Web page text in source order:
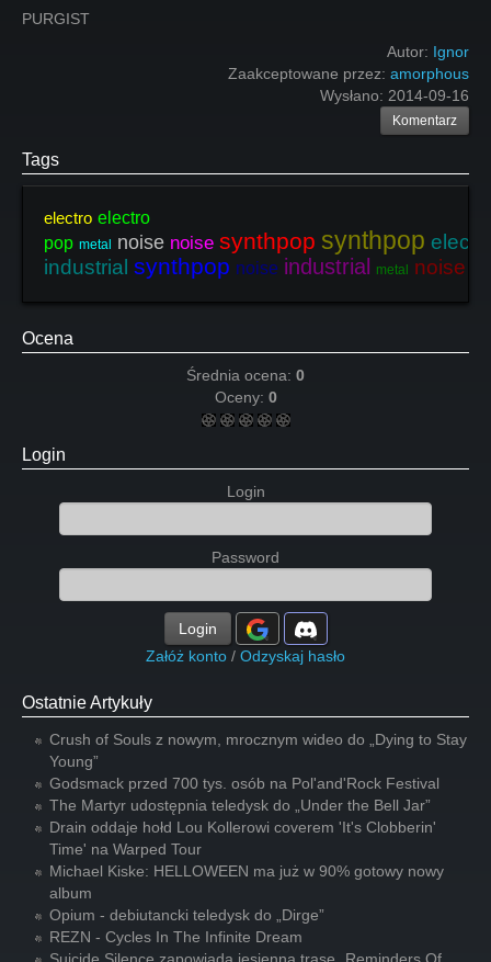
PURGIST
Autor: Ignor
Zaakceptowane przez: amorphous
Wysłano: 2014-09-16
Komentarz
Tags
electro electro
pop metal noise noise synthpop synthpop
industrial synthpop noise industrial metal noise
Ocena
Średnia ocena: 0
Oceny: 0
Login
Login
Password
Login
Załóż konto / Odzyskaj hasło
Ostatnie Artykuły
Crush of Souls z nowym, mrocznym wideo do „Dying to Stay
Young”
Godsmack przed 700 tys. osób na Pol'and'Rock Festival
The Martyr udostępnia teledysk do „Under the Bell Jar”
Drain oddaje hołd Lou Kollerowi coverem 'It's Clobberin'
Time' na Warped Tour
Michael Kiske: HELLOWEEN ma już w 90% gotowy nowy
album
Opium - debiutancki teledysk do „Dirge”
REZN - Cycles In The Infinite Dream